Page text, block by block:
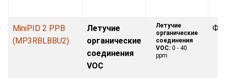
MiniPID 2 PPB
(MP3RBLBBU2)
Летучие
органические
соединения
VOC
Летучие
органические
соединения
VOC: 0 - 40
ppm